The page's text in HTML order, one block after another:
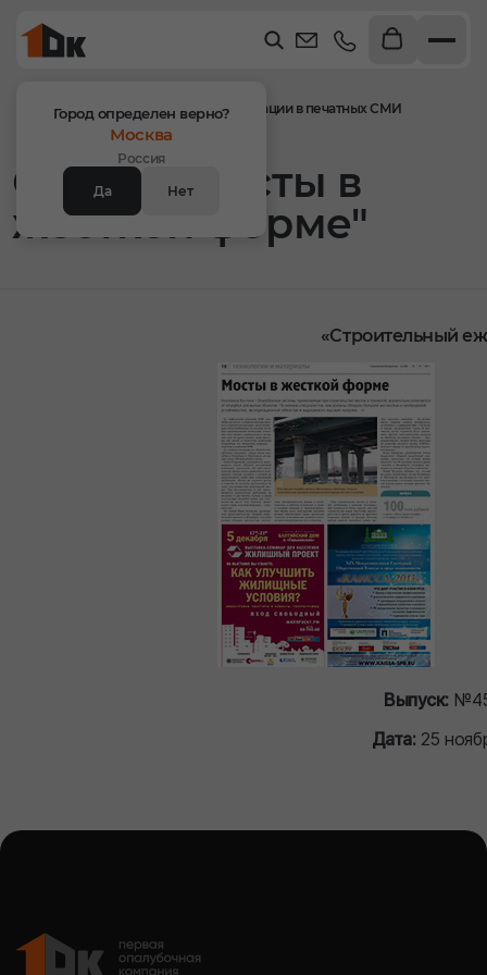
Город определен верно?
Москва
Россия
Да
Нет
Статья "Мосты в
жесткой форме"
Главная Пресс-центр в СМИ Публикации в печатных СМИ
Мосты в жесткой форме
«Строительный
Выпуск:
Дата:25